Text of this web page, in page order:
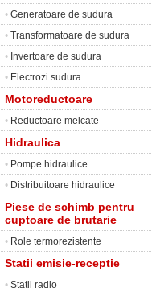
• Generatoare de sudura
• Transformatoare de sudura
• Invertoare de sudura
• Electrozi sudura
Motoreductoare
• Reductoare melcate
Hidraulica
• Pompe hidraulice
• Distribuitoare hidraulice
Piese de schimb pentru
cuptoare de brutarie
• Role termorezistente
Statii emisie-receptie
• Statii radio